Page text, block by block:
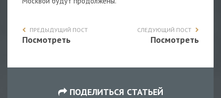
ПРЕДЫДУЩИЙ ПОСТ
Посмотреть
СЛЕДУЮЩИЙ ПОСТ
Посмотреть
ПОДЕЛИТЬСЯ СТАТЬЕЙ